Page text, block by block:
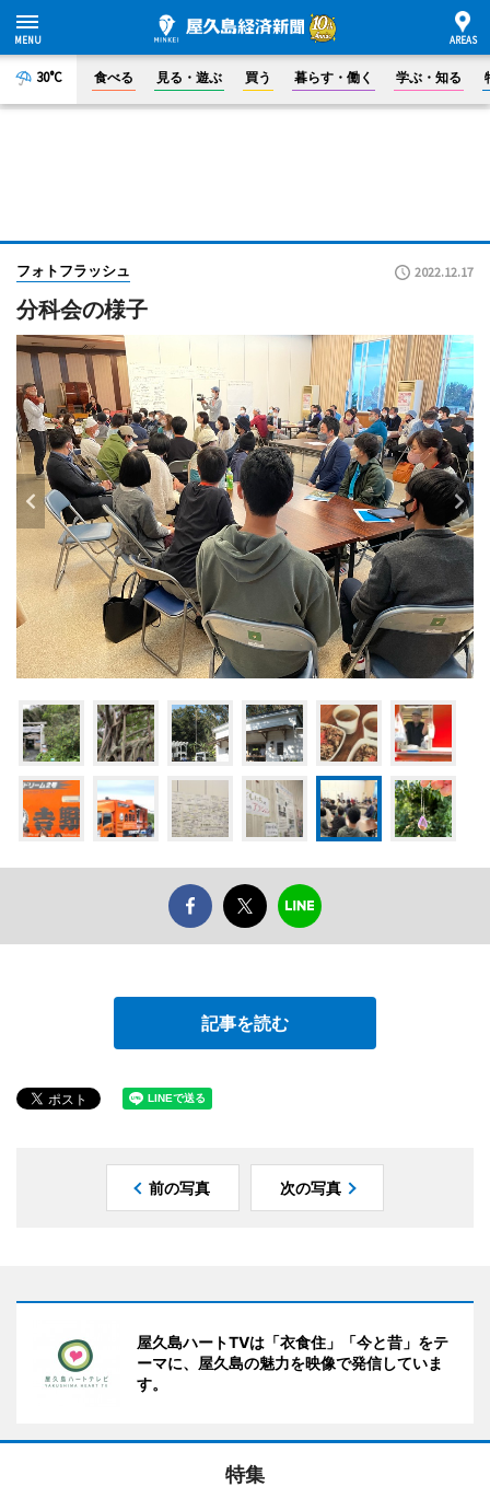
30°C 食べる 見る・遊ぶ 買う 暮らす・働く 学ぶ・知る
フォトフラッシュ 2022.12.17
分科会の様子
記事を読む
前の写真 次の写真
屋久島ハートTVは「衣食住」「今と昔」をテ
ーマに、屋久島の魅力を映像で発信していま
す。
特集